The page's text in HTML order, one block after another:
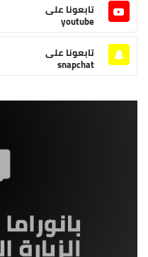
تابعونا على
youtube
تابعونا على
snapchat